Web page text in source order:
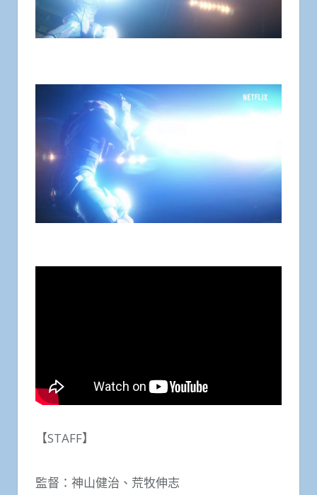
【STAFF】
監督：神山健治、荒牧伸志